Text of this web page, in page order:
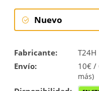
Nuevo
Fabricante:
T24H
Envío:
10€ /
más)